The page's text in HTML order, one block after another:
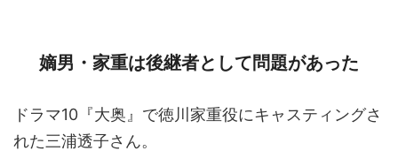
嫡男・家重は後継者として問題があった
ドラマ10『大奥』で徳川家重役にキャスティングさ
れた三浦透子さん。